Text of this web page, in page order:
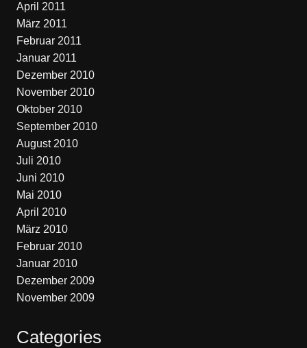
April 2011
März 2011
Februar 2011
Januar 2011
Dezember 2010
November 2010
Oktober 2010
September 2010
August 2010
Juli 2010
Juni 2010
Mai 2010
April 2010
März 2010
Februar 2010
Januar 2010
Dezember 2009
November 2009
Categories